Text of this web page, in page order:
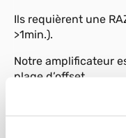
Ils requièrent une
>1min.).
Notre amplificateur
plage d’offset.